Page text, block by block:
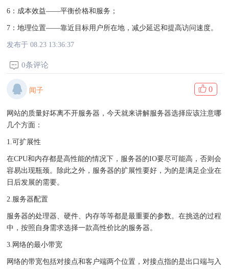
6：成本效益——平衡价格和服务；
7：地理位置——靠近目标用户所在地，减少延迟和提高访问速度。
发布于 08.23 13:36:37
0条评论
闻子 0
网站的质量好坏离不开服务器，今天就来讲解服务器选择应该注意哪
几个方面：
1.可扩展性
在CPU和内存都是高性能的情况下，服务器的IO要尽可能高，否则会
容易出现瓶颈。除此之外，服务器的扩展性要好，为的是满足企业在
日后发展的需要。
2.服务器配置
服务器的处理器、硬件、内存等等都是最重要的参数。在挑选的过程
中，按照自身需求选择一款高性价比的服务器。
3.网络的最小带宽
网络的带宽包括对接点和客户端两个位置，对接点指的是出口端与入